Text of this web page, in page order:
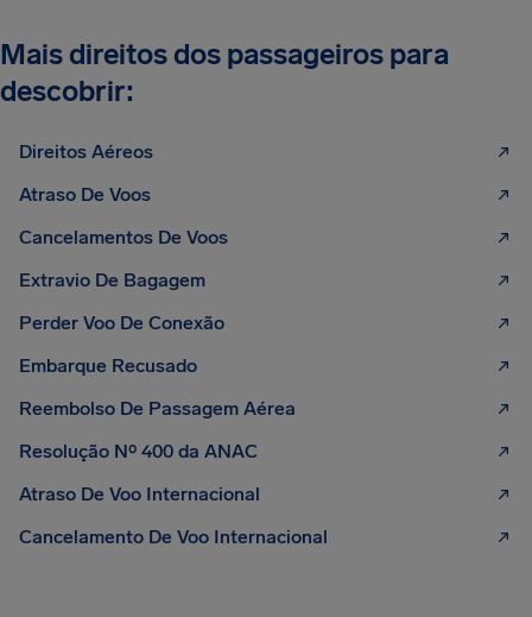
Mais direitos dos passageiros para
descobrir:
Direitos Aéreos
Atraso De Voos
Cancelamentos De Voos
Extravio De Bagagem
Perder Voo De Conexão
Embarque Recusado
Reembolso De Passagem Aérea
Resolução Nº 400 da ANAC
Atraso De Voo Internacional
Cancelamento De Voo Internacional